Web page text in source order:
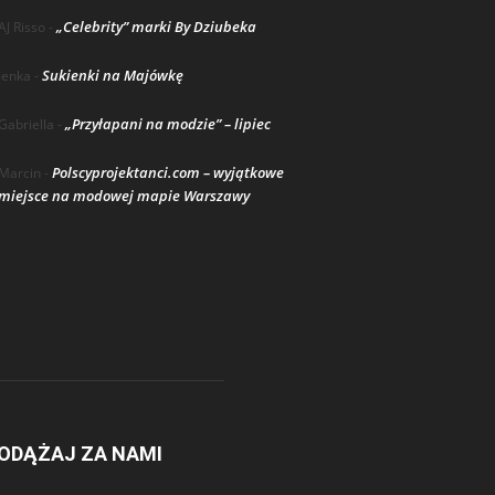
Risso - „Celebrity” marki By Dziubeka
lenka - Sukienki na Majówkę
Gabriella - „Przyłapani na modzie” – lipiec
Marcin - Polscyprojektanci.com – wyjątkowe
na modowej mapie Warszawy
ZA NAMI